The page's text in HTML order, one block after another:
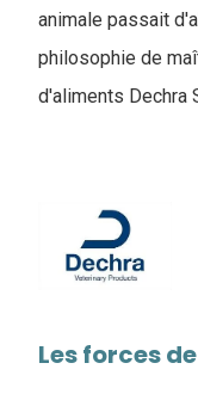
animale passait
philosophie de
d'aliments Dechra
Les forces